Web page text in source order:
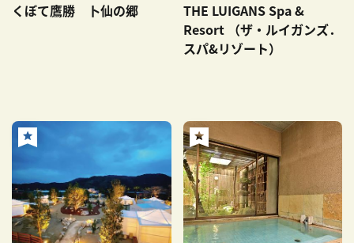
くぼて鷹勝 卜仙の郷
THE LUIGANS Spa &
Resort （ザ・ルイガンズ．
スパ&リゾート）